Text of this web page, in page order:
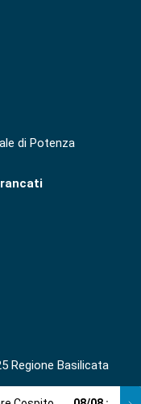
di Potenza
Regione Basilicata